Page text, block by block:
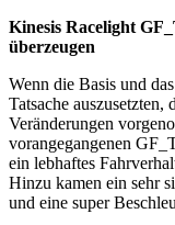
Kinesis Racelight
überzeugen
Wenn die Basis und
Tatsache
Veränderungen
vorangegangenen
ein lebhaftes
Hinzu kamen ein sehr
und eine super